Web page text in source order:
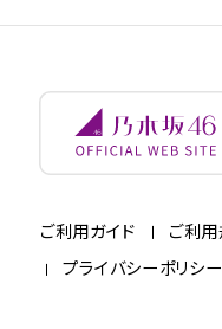
ご利用ガイド ご利
プライバシーポリシー